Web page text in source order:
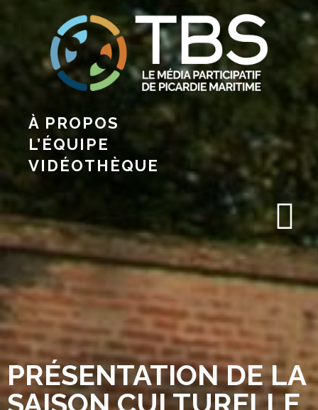
À PROPOS
L’ÉQUIPE
VIDÉOTHÈQUE
PRÉSENTATION DE LA
SAISON CULTURELLE